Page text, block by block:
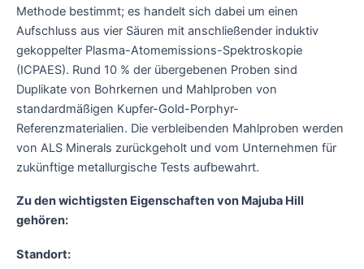
Methode bestimmt; es handelt sich dabei um einen
Aufschluss aus vier Säuren mit anschließender induktiv
gekoppelter Plasma-Atomemissions-Spektroskopie
(ICPAES). Rund 10 % der übergebenen Proben sind
Duplikate von Bohrkernen und Mahlproben von
standardmäßigen Kupfer-Gold-Porphyr-
Referenzmaterialien. Die verbleibenden Mahlproben werden
von ALS Minerals zurückgeholt und vom Unternehmen für
zukünftige metallurgische Tests aufbewahrt.
Zu den wichtigsten Eigenschaften von Majuba Hill
gehören:
Standort: